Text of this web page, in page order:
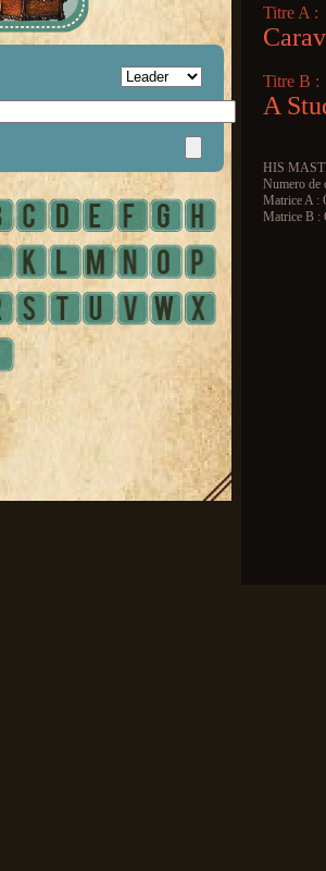
Titre A :
Titre B :
A
HIS
Numero de
Matrice A :
Matrice B :